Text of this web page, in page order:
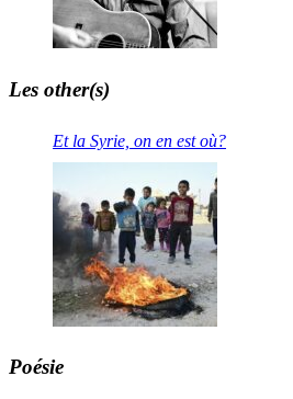
Les other(s)
Et la Syrie, on en est où?
Poésie